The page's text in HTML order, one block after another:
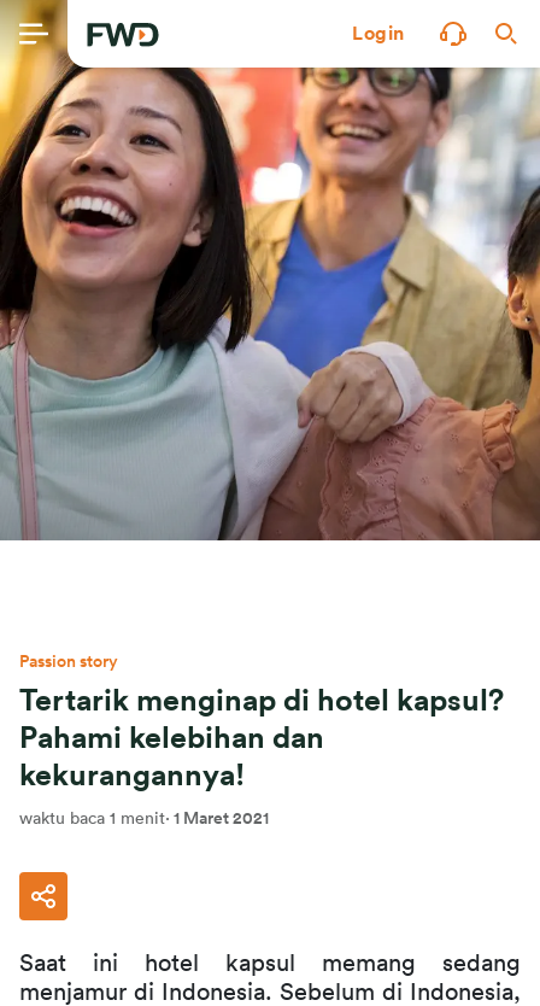
Login
Passion story
Tertarik menginap di hotel kapsul?
Pahami kelebihan dan
kekurangannya!
waktu baca 1 menit· 1 Maret 2021
Saat ini hotel kapsul memang sedang
menjamur di Indonesia. Sebelum di Indonesia,